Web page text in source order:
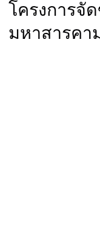
โครงการจั
มหาสารคา